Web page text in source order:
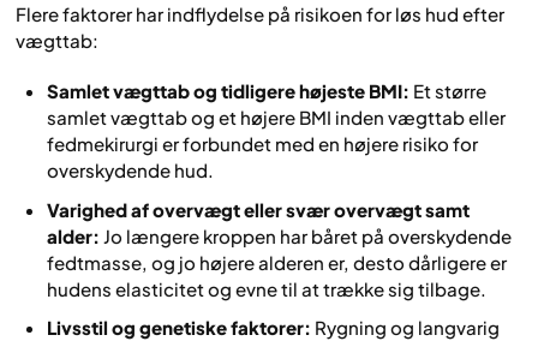
Flere faktorer har indflydelse på risikoen for løs hud efter
vægttab:
Samlet vægttab og tidligere højeste BMI: Et større
samlet vægttab og et højere BMI inden vægttab eller
fedmekirurgi er forbundet med en højere risiko for
overskydende hud.
Varighed af overvægt eller svær overvægt samt
alder: Jo længere kroppen har båret på overskydende
fedtmasse, og jo højere alderen er, desto dårligere er
hudens elasticitet og evne til at trække sig tilbage.
Livsstil og genetiske faktorer: Rygning og langvarig